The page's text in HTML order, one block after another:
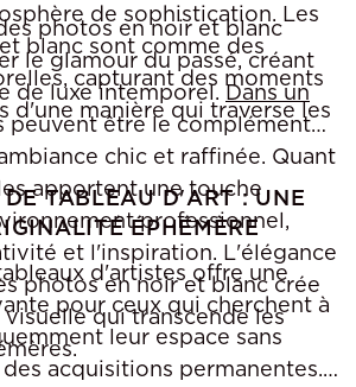
de sophistication. Les
blanc sont comme des
capturant des moments
d'une manière qui traverse les
photos en noir et blanc
le glamour du passé, créant
de luxe intemporel. Dans un
peuvent être le complément
chic et raffinée. Quant
apportent une touche
professionnel,
et l'inspiration. L'élégance
photos en noir et blanc crée
qui transcende les
TABLEAU D'ART : UNE
ÉPHÉMÈRE
d'artistes offre une
pour ceux qui cherchent à
leur espace sans
acquisitions permanentes.